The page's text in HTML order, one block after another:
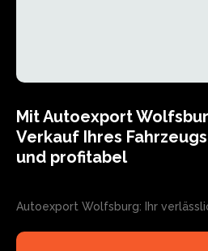
Mit Autoexport
Verkauf Ihres
und profitabel
Autoexport Wolfsburg: Ihr